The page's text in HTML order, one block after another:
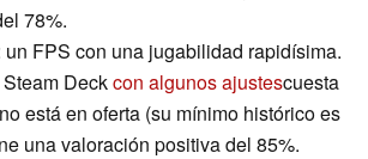
78%.
un FPS con una jugabilidad rapidísima.
Deckcon algunos ajustescuesta
está en oferta (su mínimo histórico es
una valoración positiva del 85%.